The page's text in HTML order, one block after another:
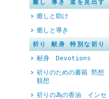
癒し 導き 道を見出す
癒しと助け
癒しと導き
祈り 献身 特別な祈り
献身 Devotions
祈りのための書籍 黙想
観想
祈りの為の香油 インセ